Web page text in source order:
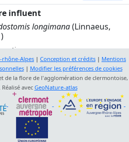
influent
longimana(Linnaeus,
observation en2021 Fiche espèce
concolor(Fabricius, 1792)
observation en
2021 Fiche espèce
rhône-Alpes | Conception et crédits | Mentions
| Modifier les préférences de cookies
de la flore de l'agglomération de clermontoise,
Réalisé avec GeoNature-atlas